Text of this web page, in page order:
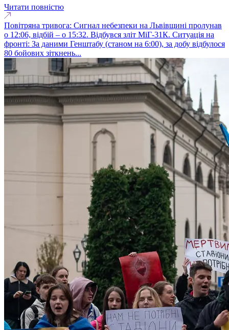
Читати повністю
Повітряна тривога: Сигнал небезпеки на Львівщині пролунав
о 12:06, відбій – о 15:32. Відбувся зліт МіГ-31К. Ситуація на
фронті: За даними Генштабу (станом на 6:00), за добу відбулося
80 бойових зіткнень...